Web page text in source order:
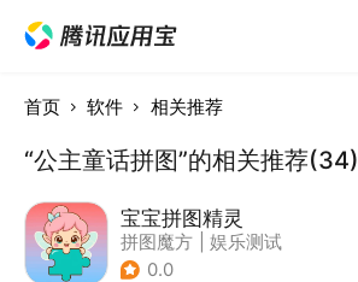
首页 软件 相关推荐
“公主童话拼图”的相关推荐(34)
宝宝拼图精灵
拼图魔方
娱乐测试
0.0